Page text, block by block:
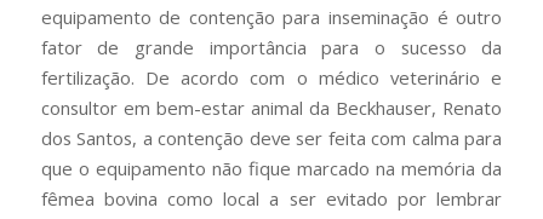
equipamento de contenção para inseminação é outro
fator de grande importância para o sucesso da
fertilização. De acordo com o médico veterinário e
consultor em bem-estar animal da Beckhauser, Renato
dos Santos, a contenção deve ser feita com calma para
que o equipamento não fique marcado na memória da
fêmea bovina como local a ser evitado por lembrar